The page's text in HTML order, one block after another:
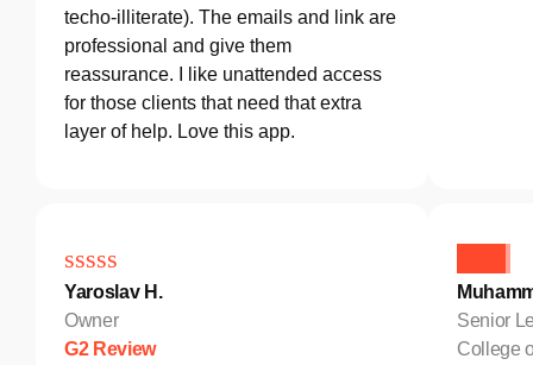
techo-illiterate). The emails and link are
professional and give them
reassurance. I like unattended access
for those clients that need that extra
layer of help. Love this app.
Yaroslav H.
Owner
G2 Review
Senior
College